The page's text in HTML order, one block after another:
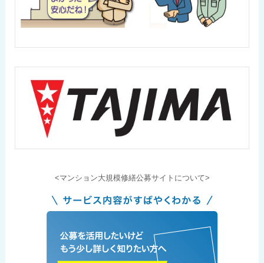
<マンション大規模修繕公募サイトについて>